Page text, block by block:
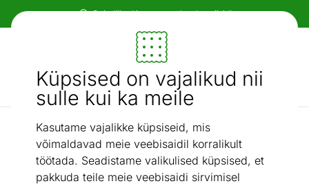
Küpsised on vajalikud nii
sulle kui ka meile
Kasutame vajalikke küpsiseid, mis
võimaldavad meie veebisaidil korralikult
töötada. Seadistame valikulised küpsised, et
pakkuda teile meie veebisaidi sirvimisel
Paindlikud ja mugavad makseviisid!
Mööbel ja sisustus - ON24
Otsi...
AI otsing
Valgustid ja sisustuskaubad / Seinapeegel Noemi